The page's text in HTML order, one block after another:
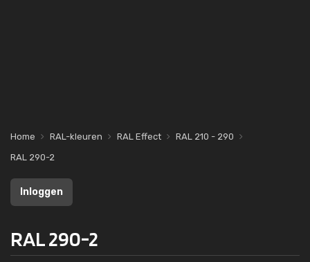
Home RAL-kleuren RAL Effect
RAL 210 - 290
RAL 290-2
Inloggen
RAL 290-2